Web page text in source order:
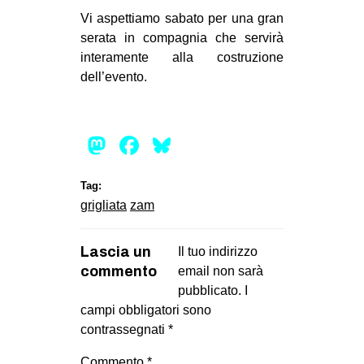
CULTURE
ARTE
RECENSIONI
ESTREMO ORIENTE
EUROPA
MEDIO ORIENTE
Vi aspettiamo sabato per una gran
serata in compagnia che servirà
interamente alla costruzione
dell’evento.
Mastodon
Facebook
Tag:
grigliata zam
Lascia un
commento
Il tuo indirizzo
email non sarà
pubblicato.
campi obbligatori sono
contrassegnati *